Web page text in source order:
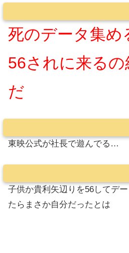
死のデータ集め
56されに来るの
だ
東映公式が社長で遊んでる…
子供か貴利矢辺りを56してデ
たらまさか自分だったとは